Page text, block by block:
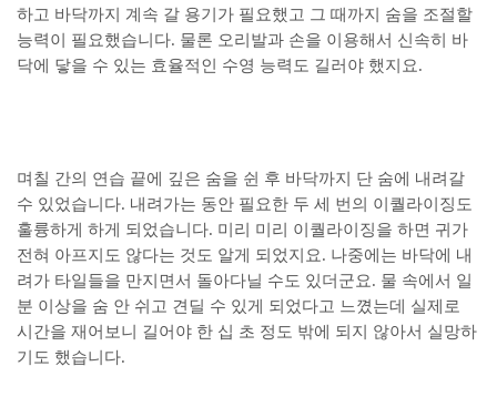
하고 바닥까지 계속 갈 용기가 필요했고 그 때까지 숨을 조절할
능력이 필요했습니다. 물론 오리발과 손을 이용해서 신속히 바
닥에 닿을 수 있는 효율적인 수영 능력도 길러야 했지요.
며칠 간의 연습 끝에 깊은 숨을 쉰 후 바닥까지 단 숨에 내려갈
수 있었습니다. 내려가는 동안 필요한 두 세 번의 이퀄라이징도
훌륭하게 하게 되었습니다. 미리 미리 이퀄라이징을 하면 귀가
전혀 아프지도 않다는 것도 알게 되었지요. 나중에는 바닥에 내
려가 타일들을 만지면서 돌아다닐 수도 있더군요. 물 속에서 일
분 이상을 숨 안 쉬고 견딜 수 있게 되었다고 느꼈는데 실제로
시간을 재어보니 길어야 한 십 초 정도 밖에 되지 않아서 실망하
기도 했습니다.